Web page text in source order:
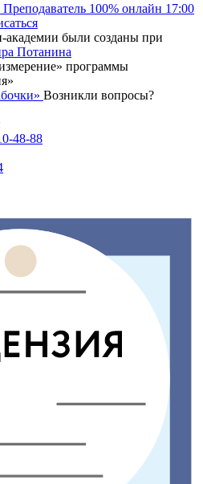
Преподаватель 100% онлайн 17:00
были созданы при
Потанина
программы
Возникли вопросы?
48-88